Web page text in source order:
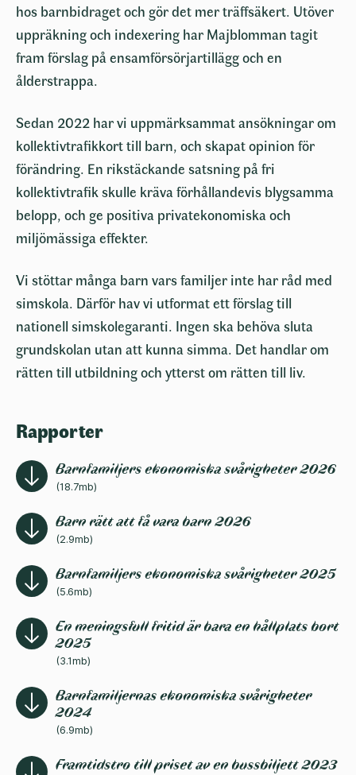
hos barnbidraget och gör det mer träffsäkert. Utöver
uppräkning och indexering har Majblomman tagit
fram förslag på ensamförsörjartillägg och en
ålderstrappa.
Sedan 2022 har vi uppmärksammat ansökningar om
kollektivtrafikkort till barn, och skapat opinion för
förändring. En rikstäckande satsning på fri
kollektivtrafik skulle kräva förhållandevis blygsamma
belopp, och ge positiva privatekonomiska och
miljömässiga effekter.
Vi stöttar många barn vars familjer inte har råd med
simskola. Därför hav vi utformat ett förslag till
nationell simskolegaranti. Ingen ska behöva sluta
grundskolan utan att kunna simma. Det handlar om
rätten till utbildning och ytterst om rätten till liv.
Rapporter
Barnfamiljers ekonomiska svårigheter 2026
(18.7mb)
Barn rätt att få vara barn 2026
(2.9mb)
Barnfamiljers ekonomiska svårigheter 2025
(5.6mb)
En meningsfull fritid är bara en hållplats bort
2025
(3.1mb)
Barnfamiljernas ekonomiska svårigheter
2024
(6.9mb)
Framtidstro till priset av en bussbiljett 2023